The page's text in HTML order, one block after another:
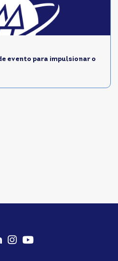
evento para impulsionar o